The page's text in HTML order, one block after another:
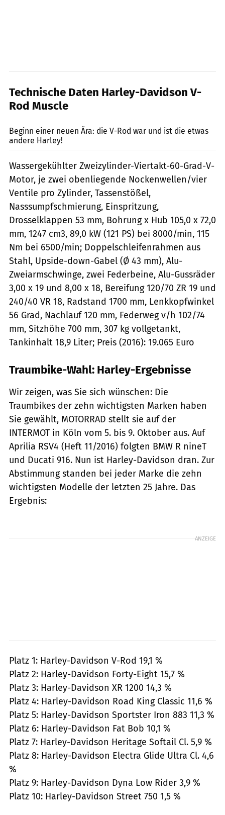
Technische Daten Harley-Davidson V-
Rod Muscle
Beginn einer neuen Ära: die V-Rod war und ist die etwas
andere Harley!
Wassergekühlter Zweizylinder-Viertakt-60-Grad-V-
Motor, je zwei obenliegende Nockenwellen/vier
Ventile pro Zylinder, Tassenstößel,
Nasssumpfschmierung, Einspritzung,
Drosselklappen 53 mm, Bohrung x Hub 105,0 x 72,0
mm, 1247 cm3, 89,0 kW (121 PS) bei 8000/min, 115
Nm bei 6500/min; Doppelschleifenrahmen aus
Stahl, Upside-down-Gabel (Ø 43 mm), Alu-
Zweiarmschwinge, zwei Federbeine, Alu-Gussräder
3,00 x 19 und 8,00 x 18, Bereifung 120/70 ZR 19 und
240/40 VR 18, Radstand 1700 mm, Lenkkopfwinkel
56 Grad, Nachlauf 120 mm, Federweg v/h 102/74
mm, Sitzhöhe 700 mm, 307 kg vollgetankt,
Tankinhalt 18,9 Liter; Preis (2016): 19.065 Euro
Traumbike-Wahl: Harley-Ergebnisse
Wir zeigen, was Sie sich wünschen: Die
Traumbikes der zehn wichtigsten Marken haben
Sie gewählt, MOTORRAD stellt sie auf der
INTERMOT in Köln vom 5. bis 9. Oktober aus. Auf
Aprilia RSV4 (Heft 11/2016) folgten BMW R nineT
und Ducati 916. Nun ist Harley-Davidson dran. Zur
Abstimmung standen bei jeder Marke die zehn
wichtigsten Modelle der letzten 25 Jahre. Das
Ergebnis:
ANZEIGE
Platz 1: Harley-Davidson V-Rod 19,1 %
Platz 2: Harley-Davidson Forty-Eight 15,7 %
Platz 3: Harley-Davidson XR 1200 14,3 %
Platz 4: Harley-Davidson Road King Classic 11,6 %
Platz 5: Harley-Davidson Sportster Iron 883 11,3 %
Platz 6: Harley-Davidson Fat Bob 10,1 %
Platz 7: Harley-Davidson Heritage Softail Cl. 5,9 %
Platz 8: Harley-Davidson Electra Glide Ultra Cl. 4,6
%
Platz 9: Harley-Davidson Dyna Low Rider 3,9 %
Platz 10: Harley-Davidson Street 750 1,5 %